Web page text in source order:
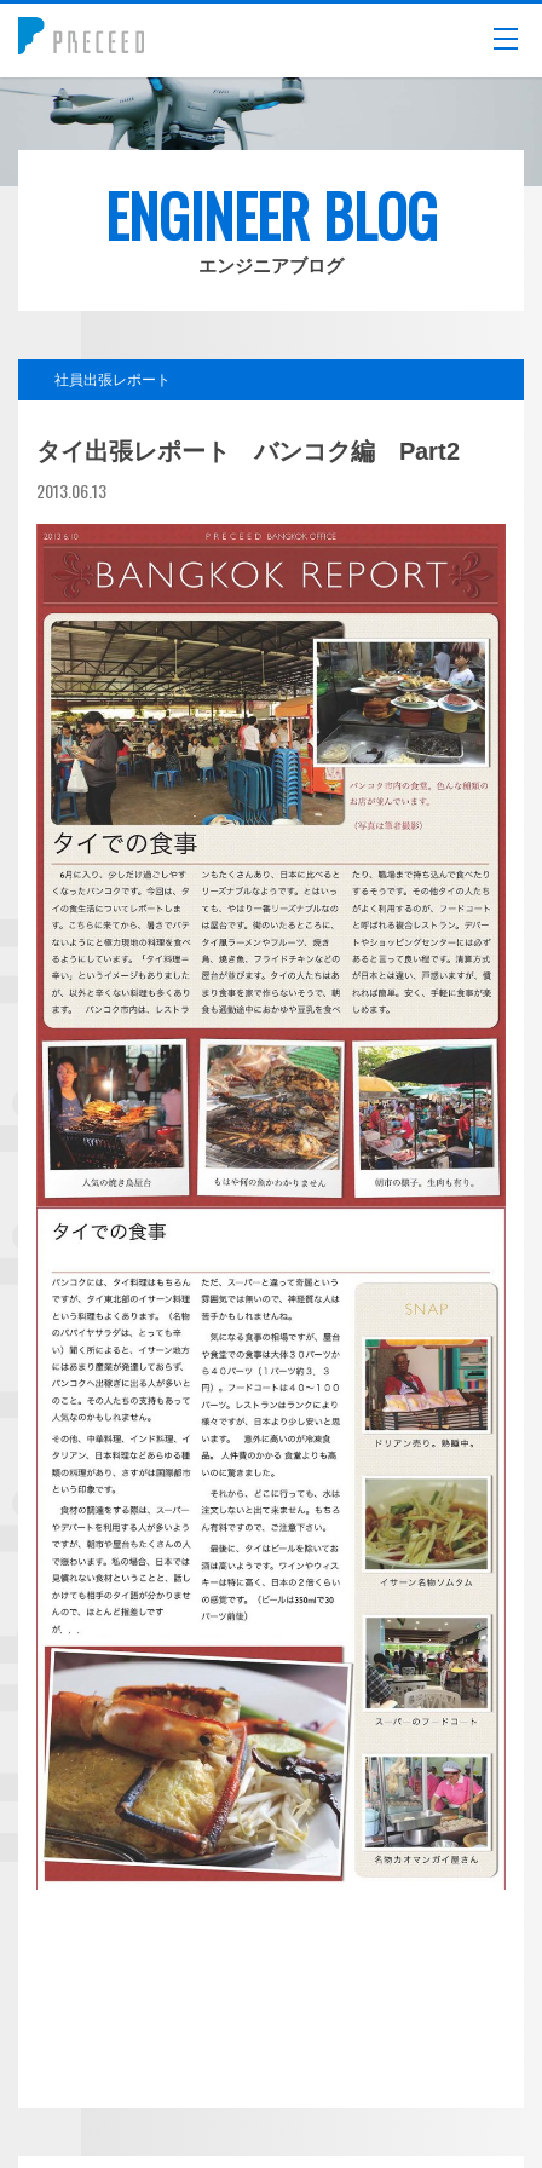
ENGINEER BLOG
エンジニアブログ
社員出張レポート
タイ出張レポート バンコク編 Part2
2013.06.13